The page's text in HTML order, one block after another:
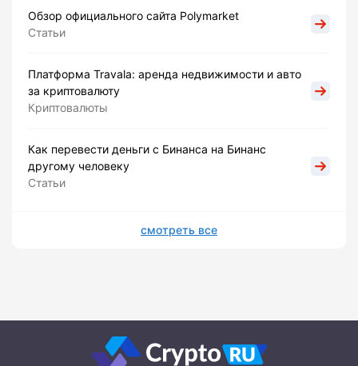
Обзор официального сайта Polymarket
Статьи
Платформа Travala: аренда недвижимости и авто
за криптовалюту
Криптовалюты
Как перевести деньги с Бинанса на Бинанс
другому человеку
Статьи
смотреть все